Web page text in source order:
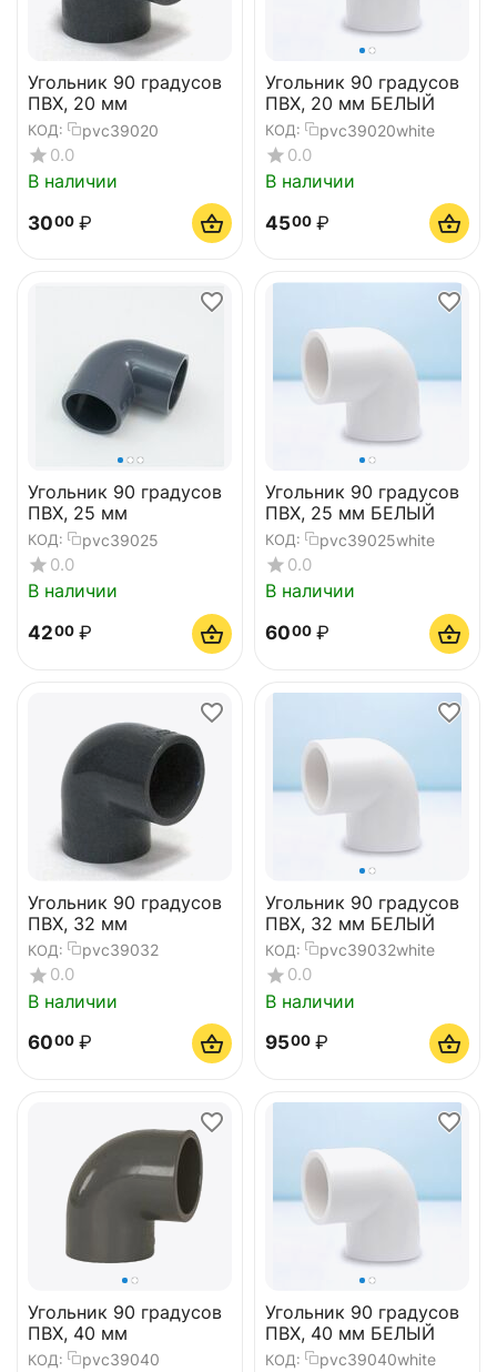
Угольник 90 градусов
ПВХ, 20 мм
КОД: pvc39020
0.0
В наличии
3000 ₽
Угольник 90 градусов
ПВХ, 20 мм БЕЛЫЙ
КОД: pvc39020white
0.0
В наличии
4500 ₽
Угольник 90 градусов
ПВХ, 25 мм
КОД: pvc39025
0.0
В наличии
4200 ₽
Угольник 90 градусов
ПВХ, 25 мм БЕЛЫЙ
КОД: pvc39025white
0.0
В наличии
6000 ₽
Угольник 90 градусов
ПВХ, 32 мм
КОД: pvc39032
0.0
В наличии
6000 ₽
Угольник 90 градусов
ПВХ, 32 мм БЕЛЫЙ
КОД: pvc39032white
0.0
В наличии
9500 ₽
Угольник 90 градусов
ПВХ, 40 мм
КОД: pvc39040
Угольник 90 градусов
ПВХ, 40 мм БЕЛЫЙ
КОД: pvc39040white